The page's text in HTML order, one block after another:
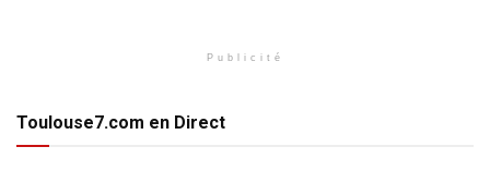
Publicité
Toulouse7.com en Direct